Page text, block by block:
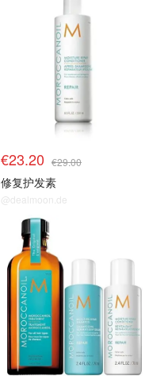
€23.20 €29.00
修复护发素
@dealmoon.de